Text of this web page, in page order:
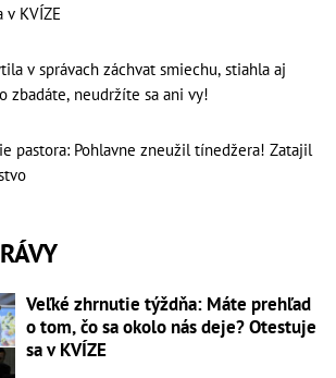
v KVÍZE
v správach záchvat smiechu, stiahla aj
zbadáte, neudržíte sa ani vy!
pastora: Pohlavne zneužil tínedžera! Zatajil
Veľké zhrnutie týždňa: Máte prehľad
o tom, čo sa okolo nás deje? Otestuje
sa v KVÍZE